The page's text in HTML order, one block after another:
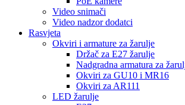
Video snimači
Video nadzor dodatci
Rasvjeta
Okviri i armature za žarulje
Držač za E27 žarulje
Nadgradna armatura za
Okviri za GU10 i MR16
Okviri za AR111
LED žarulje